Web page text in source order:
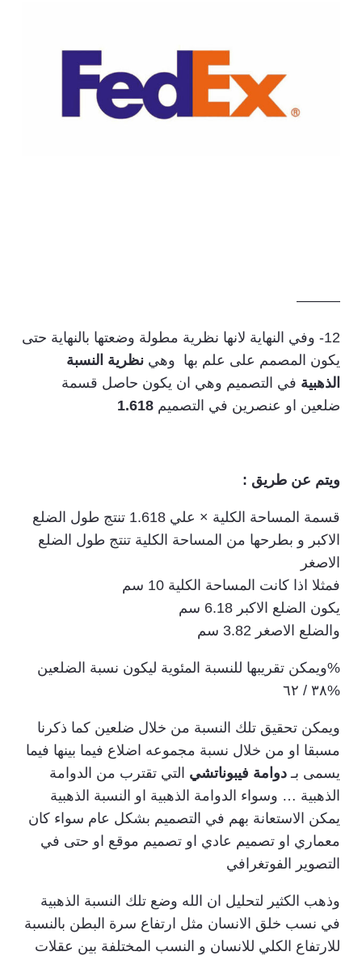
———
12- وفي النهاية لانها نظرية مطولة وضعتها بالنهاية حتى
يكون المصمم على علم بها وهي نظرية النسبة
الذهبية في التصميم وهي ان يكون حاصل قسمة
ضلعين او عنصرين في التصميم 1.618
ويتم عن طريق :
قسمة المساحة الكلية × علي 1.618 تنتج طول الضلع
الاكبر و بطرحها من المساحة الكلية تنتج طول الضلع
الاصغر
فمثلا اذا كانت المساحة الكلية 10 سم
يكون الضلع الاكبر 6.18 سم
والضلع الاصغر 3.82 سم
%ويمكن تقريبها للنسبة المئوية ليكون نسبة الضلعين
%٣٨ / ٦٢
ويمكن تحقيق تلك النسبة من خلال ضلعين كما ذكرنا
مسبقا او من خلال نسبة مجموعه اضلاع فيما بينها فيما
يسمى بـ دوامة فيبوناتشي التي تقترب من الدوامة
الذهبية … وسواء الدوامة الذهبية او النسبة الذهبية
يمكن الاستعانة بهم في التصميم بشكل عام سواء كان
معماري او تصميم عادي او تصميم موقع او حتى في
التصوير الفوتغرافي
وذهب الكثير لتحليل ان الله وضع تلك النسبة الذهبية
في نسب خلق الانسان مثل ارتفاع سرة البطن بالنسبة
للارتفاع الكلي للانسان و النسب المختلفة بين عقلات